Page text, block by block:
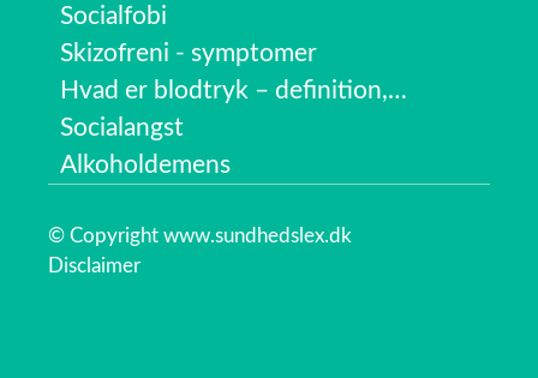
Socialfobi
Skizofreni - symptomer
Hvad er blodtryk – definition,…
Socialangst
Alkoholdemens
© Copyright www.sundhedslex.dk
Disclaimer